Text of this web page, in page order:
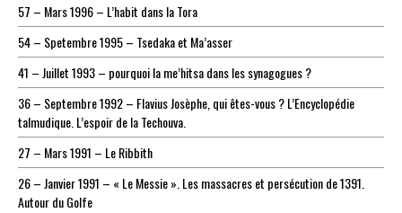
57 – Mars 1996 – L’habit dans la Tora
54 – Spetembre 1995 – Tsedaka et Ma’asser
41 – Juillet 1993 – pourquoi la me’hitsa dans les synagogues ?
36 – Septembre 1992 – Flavius Josèphe, qui êtes-vous ? L’Encyclopédie
talmudique. L’espoir de la Techouva.
27 – Mars 1991 – Le Ribbith
26 – Janvier 1991 – « Le Messie ». Les massacres et persécution de 1391.
Autour du Golfe